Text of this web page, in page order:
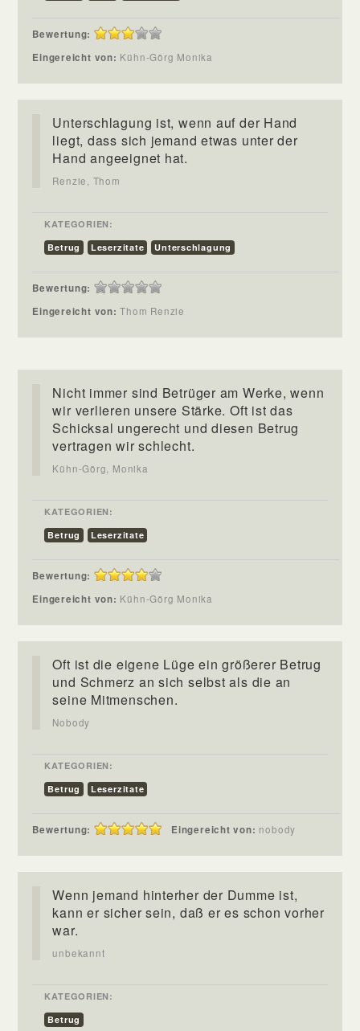
Bewertung:
Eingereicht von: Kühn-Görg Monika
Unterschlagung ist, wenn auf der Hand
liegt, dass sich jemand etwas unter der
Hand angeeignet hat.
Renzie, Thom
KATEGORIEN:
Betrug
Leserzitate Unterschlagung
Bewertung:
Eingereicht von:Thom Renzie
Nicht immer sind Betrüger am Werke, wenn
wir verlieren unsere Stärke. Oft ist das
Schicksal ungerecht und diesen Betrug
vertragen wir schlecht.
Kühn-Görg, Monika
KATEGORIEN:
Betrug
Leserzitate
Bewertung:
Eingereicht von: Kühn-Görg Monika
Oft ist die eigene Lüge ein größerer Betrug
und Schmerz an sich selbst als die an
seine Mitmenschen.
Nobody
KATEGORIEN:
Betrug
Leserzitate
Bewertung: Eingereicht von: nobody
Wenn jemand hinterher der Dumme ist,
kann er sicher sein, daß er es schon vorher
war.
unbekannt
KATEGORIEN:
Betrug